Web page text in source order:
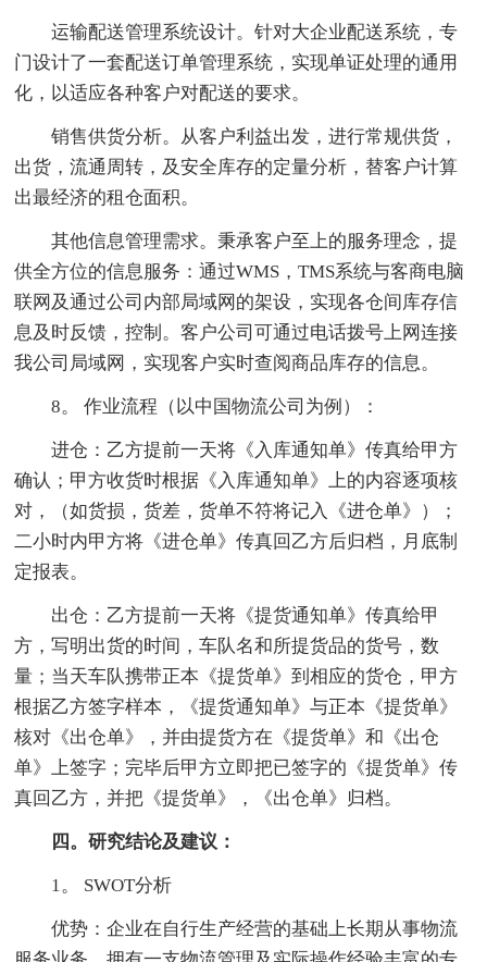
运输配送管理系统设计。针对大企业配送系统，专
门设计了一套配送订单管理系统，实现单证处理的通用
化，以适应各种客户对配送的要求。
销售供货分析。从客户利益出发，进行常规供货，
出货，流通周转，及安全库存的定量分析，替客户计算
出最经济的租仓面积。
其他信息管理需求。秉承客户至上的服务理念，提
供全方位的信息服务：通过WMS，TMS系统与客商电脑
联网及通过公司内部局域网的架设，实现各仓间库存信
息及时反馈，控制。客户公司可通过电话拨号上网连接
我公司局域网，实现客户实时查阅商品库存的信息。
8。 作业流程（以中国物流公司为例）：
进仓：乙方提前一天将《入库通知单》传真给甲方
确认；甲方收货时根据《入库通知单》上的内容逐项核
对，（如货损，货差，货单不符将记入《进仓单》）；
二小时内甲方将《进仓单》传真回乙方后归档，月底制
定报表。
出仓：乙方提前一天将《提货通知单》传真给甲
方，写明出货的时间，车队名和所提货品的货号，数
量；当天车队携带正本《提货单》到相应的货仓，甲方
根据乙方签字样本，《提货通知单》与正本《提货单》
核对《出仓单》，并由提货方在《提货单》和《出仓
单》上签字；完毕后甲方立即把已签字的《提货单》传
真回乙方，并把《提货单》，《出仓单》归档。
四。研究结论及建议：
1。 SWOT分析
优势：企业在自行生产经营的基础上长期从事物流